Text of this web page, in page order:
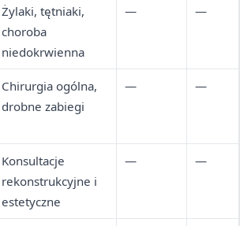
Żylaki, tętniaki,
choroba
niedokrwienna
— —
Chirurgia ogólna,
drobne zabiegi
— —
Konsultacje
rekonstrukcyjne i
estetyczne
— —